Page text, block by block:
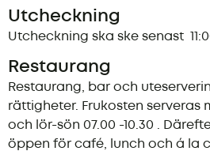
Utcheckning
Utcheckning ska ske senast
Restaurang
Restaurang, bar och
rättigheter. Frukosten serveras
och lör-sön 07.00 -10.30 .
öppen för café, lunch och á la